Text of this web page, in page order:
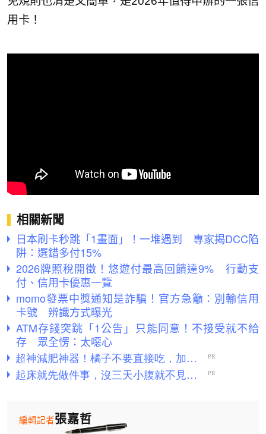
用卡！
相關新聞
日本刷卡秒跳「1畫面」！一堆遇到 專家揭DCC陷
阱：選錯多付15%
2026牌照稅開徵！悠遊付最高回饋達9% 行動支
付、信用卡優惠一覽
momo發票中獎通知是詐騙！官方急籲：別輸信用
卡號 辨識方式曝光
ATM存錢突跳「1公告」只能同意！不接受就不給
存 眾全愣：太噁心
張嘉哲
編輯記者